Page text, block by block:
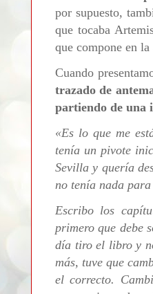
por supuesto,
que tocaba
que compone en
Cuando
trazado de
partiendo de una
«Es lo que me
tenía un pivote
Sevilla y quería
no tenía nada
Escribo los
primero que debe
día tiro el libro y
más, tuve que
el correcto.